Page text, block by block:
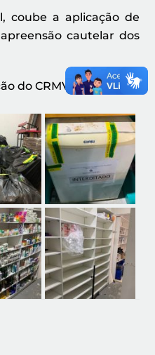
coube a aplicação de
cautelar dos
do CRMV-AL